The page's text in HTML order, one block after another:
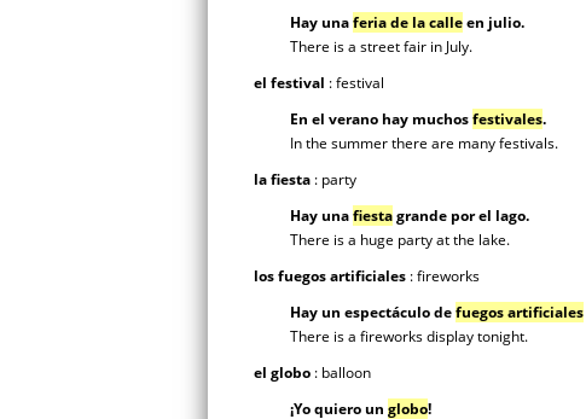
Hay unaferia de la calleen julio.
There is a street fair in July.
el festival : festival
En el verano hay muchosfestivales.
In the summer there are many festivals.
la fiesta : party
Hay unafiestagrande por el lago.
There is a huge party at the lake.
los fuegos artificiales : fireworks
Hay un espectáculo defuegos artificiales
There is a fireworks display tonight.
el globo : balloon
¡Yo quiero un globo!